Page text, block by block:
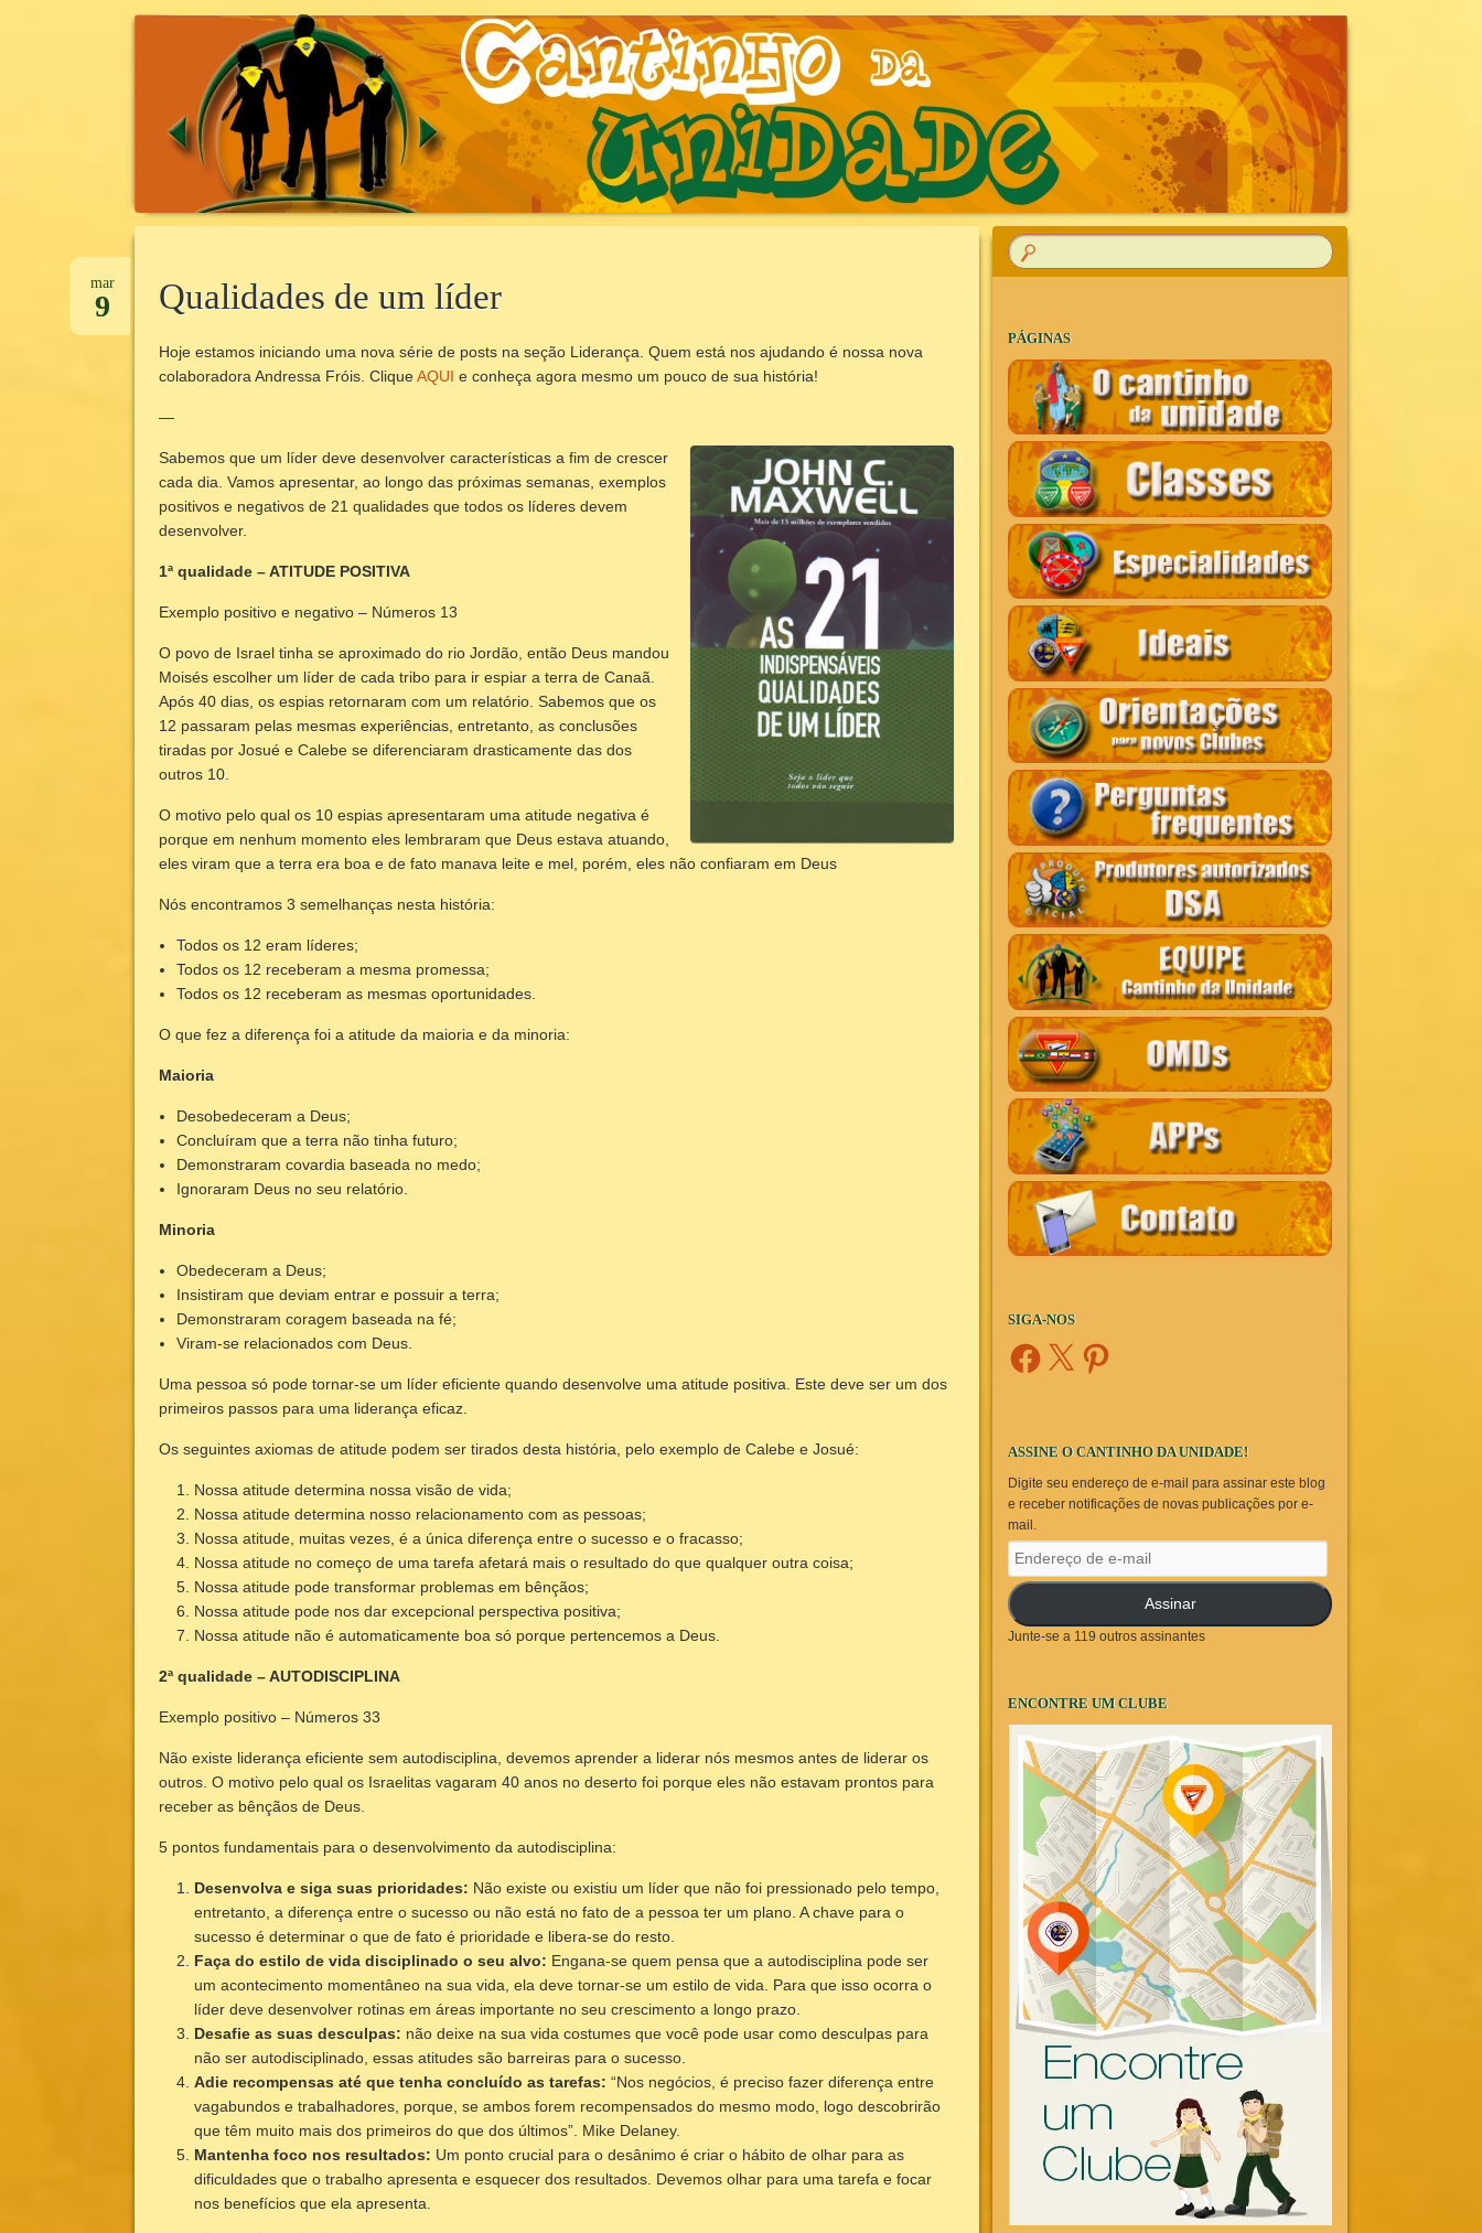
CANTINHODAUNIDADE.COM.BR
CANTINHO DA UNIDADE
Qualidades de um líder
mar
9
Hoje estamos iniciando uma nova série de posts na seção Liderança. Quem está nos ajudando é nossa nova
colaboradora Andressa Fróis. CliqueAQUI e conheça agora mesmo um pouco de sua história!
—
Sabemos que um líder deve desenvolver características a fim de crescer
cada dia. Vamos apresentar, ao longo das próximas semanas, exemplos
positivos e negativos de 21 qualidades que todos os líderes devem
desenvolver.
1ª qualidade – ATITUDE POSITIVA
Exemplo positivo e negativo – Números 13
O povo de Israel tinha se aproximado do rio Jordão, então Deus mandou
Moisés escolher um líder de cada tribo para ir espiar a terra de Canaã.
Após 40 dias, os espias retornaram com um relatório. Sabemos que os
12 passaram pelas mesmas experiências, entretanto, as conclusões
tiradas por Josué e Calebe se diferenciaram drasticamente das dos
outros 10.
O motivo pelo qual os 10 espias apresentaram uma atitude negativa é
porque em nenhum momento eles lembraram que Deus estava atuando,
eles viram que a terra era boa e de fato manava leite e mel, porém, eles não confiaram em Deus
Nós encontramos 3 semelhanças nesta história:
Todos os 12 eram líderes;
Todos os 12 receberam a mesma promessa;
Todos os 12 receberam as mesmas oportunidades.
O que fez a diferença foi a atitude da maioria e da minoria:
Maioria
Desobedeceram a Deus;
Concluíram que a terra não tinha futuro;
Demonstraram covardia baseada no medo;
Ignoraram Deus no seu relatório.
Minoria
Obedeceram a Deus;
Insistiram que deviam entrar e possuir a terra;
Demonstraram coragem baseada na fé;
Viram-se relacionados com Deus.
Uma pessoa só pode tornar-se um líder eficiente quando desenvolve uma atitude positiva. Este deve ser um dos
primeiros passos para uma liderança eficaz.
Os seguintes axiomas de atitude podem ser tirados desta história, pelo exemplo de Calebe e Josué:
Nossa atitude determina nossa visão de vida;
Nossa atitude determina nosso relacionamento com as pessoas;
Nossa atitude, muitas vezes, é a única diferença entre o sucesso e o fracasso;
Nossa atitude no começo de uma tarefa afetará mais o resultado do que qualquer outra coisa;
Nossa atitude pode transformar problemas em bênçãos;
Nossa atitude pode nos dar excepcional perspectiva positiva;
Nossa atitude não é automaticamente boa só porque pertencemos a Deus.
2ª qualidade – AUTODISCIPLINA
Exemplo positivo – Números 33
Não existe liderança eficiente sem autodisciplina, devemos aprender a liderar nós mesmos antes de liderar os
outros. O motivo pelo qual os Israelitas vagaram 40 anos no deserto foi porque eles não estavam prontos para
receber as bênçãos de Deus.
5 pontos fundamentais para o desenvolvimento da autodisciplina:
Desenvolva e siga suas prioridades: Não existe ou existiu um líder que não foi pressionado pelo tempo,
entretanto, a diferença entre o sucesso ou não está no fato de a pessoa ter um plano. A chave para o
sucesso é determinar o que de fato é prioridade e libera-se do resto.
Faça do estilo de vida disciplinado o seu alvo: Engana-se quem pensa que a autodisciplina pode ser
um acontecimento momentâneo na sua vida, ela deve tornar-se um estilo de vida. Para que isso ocorra o
líder deve desenvolver rotinas em áreas importante no seu crescimento a longo prazo.
Desafie as suas desculpas: não deixe na sua vida costumes que você pode usar como desculpas para
não ser autodisciplinado, essas atitudes são barreiras para o sucesso.
Adie recompensas até que tenha concluído as tarefas: “Nos negócios, é preciso fazer diferença entre
vagabundos e trabalhadores, porque, se ambos forem recompensados do mesmo modo, logo descobrirão
que têm muito mais dos primeiros do que dos últimos”. Mike Delaney.
Mantenha foco nos resultados: Um ponto crucial para o desânimo é criar o hábito de olhar para as
dificuldades que o trabalho apresenta e esquecer dos resultados. Devemos olhar para uma tarefa e focar
nos benefícios que ela apresenta.
PÁGINAS
SIGA-NOS
Facebook
X Pinterest
ASSINE O CANTINHO DA UNIDADE!
Digite seu endereço de e-mail para assinar este blog
e receber notificações de novas publicações por e-
mail.
Endereço
de
e-
mail
Assinar
Junte-se a 119 outros assinantes
ENCONTRE UM CLUBE